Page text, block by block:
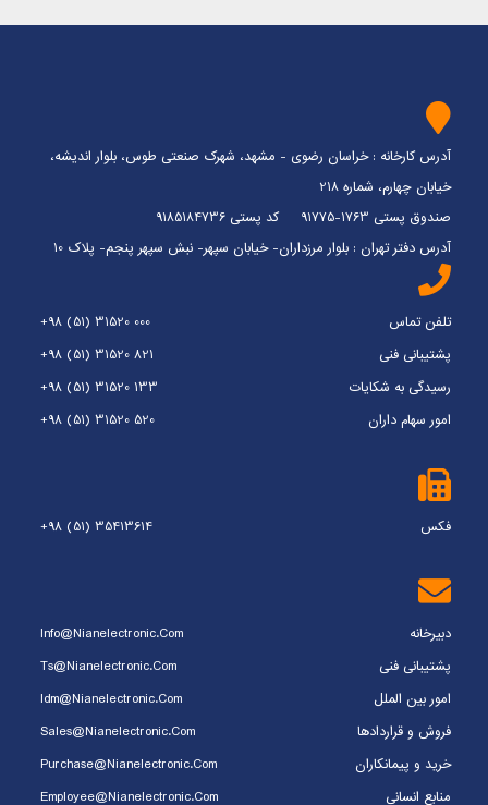
آدرس کارخانه : خراسان رضوی - مشهد، شهرک صنعتی طوس، بلوار اندیشه،
خیابان چهارم، شماره 218
صندوق پستی 1763-91775 کد پستی 9185184736
آدرس دفتر تهران : بلوار مرزداران- خیابان سپهر- نبش سپهر پنجم- پلاک 10
تلفن تماس
+98 (51) 31520 000
پشتیبانی فنی
+98 (51) 31520 821
رسیدگی به شکایات
+98 (51) 31520 133
امور سهام داران
+98 (51) 31520 520
فکس +98 (51) 35413614
دبیرخانه
Info@nianelectronic.com
پشتیبانی فنی
Ts@nianelectronic.com
امور بین الملل
Idm@nianelectronic.com
فروش و قراردادها
Sales@nianelectronic.com
خرید و پیمانکاران
Purchase@nianelectronic.com
منابع انسانی
Employee@nianelectronic.com